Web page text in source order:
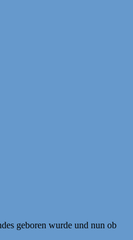
geboren wurde und nun ob